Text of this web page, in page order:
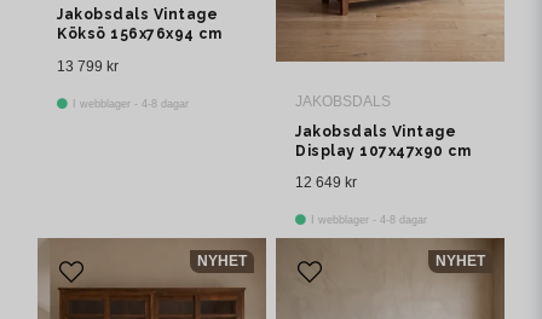
Jakobsdals Vintage
Köksö 156x76x94 cm
13 799 kr
I webblager - 4-8 dagar
JAKOBSDALS
Jakobsdals Vintage
Display 107x47x90 cm
12 649 kr
I webblager - 4-8 dagar
NYHET NYHET